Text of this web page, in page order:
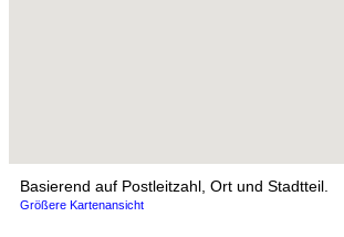
Basierend auf Postleitzahl, Ort und Stadtteil.
Größere Kartenansicht